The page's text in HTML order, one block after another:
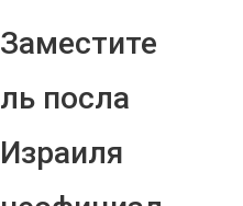
Заместите
ль посла
Израиля